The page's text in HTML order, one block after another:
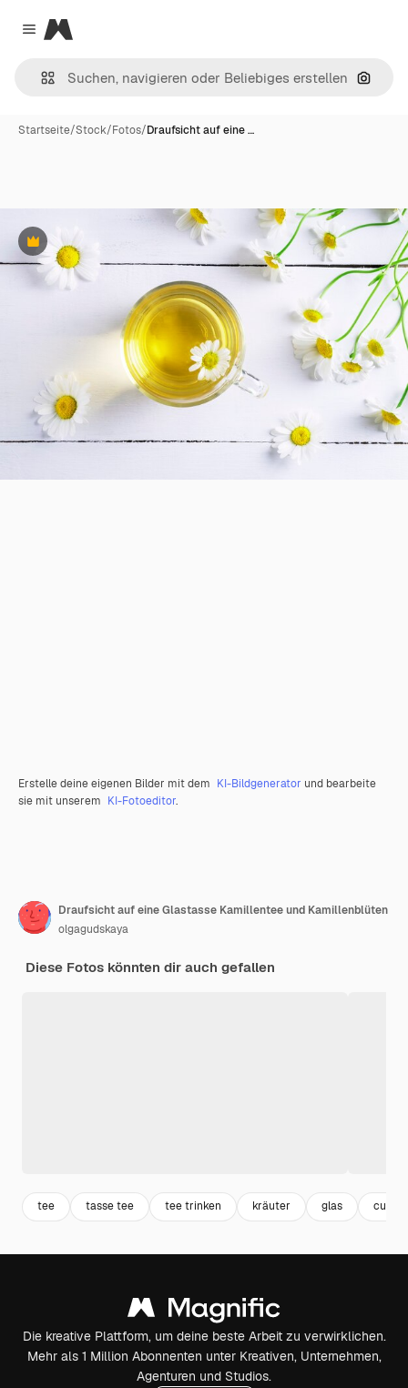
Close menu
Magnific
Nach
Startseite/Stock/Fotos/Draufsicht auf eine …
Premium
Erstelle deine eigenen Bilder mit dem KI-Bildgenerator und bearbeite
sie mit unserem KI-Fotoeditor.
Draufsicht auf eine Glastasse Kamillentee und Kamillenblüten
olgagudskaya
Diese Fotos könnten dir auch gefallen
tee tasse tee tee trinken kräuter glas cup
Die kreative Plattform, um deine beste Arbeit zu verwirklichen.
Mehr als 1 Million Abonnenten unter Kreativen, Unternehmen,
Agenturen und Studios.